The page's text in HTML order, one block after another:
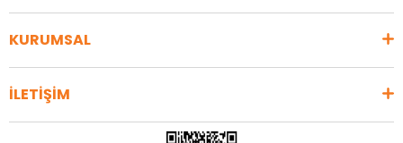
KURUMSAL
İLETİŞİM